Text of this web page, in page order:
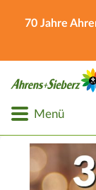
70 Jahre
Menü